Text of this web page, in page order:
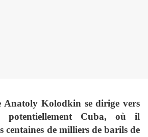
Anatoly Kolodkin se dirige vers
potentiellement Cuba, où il
de milliers de barils de